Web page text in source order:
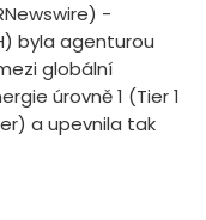
-
byla agenturou
globální
úrovně 1 (Tier 1
a upevnila tak